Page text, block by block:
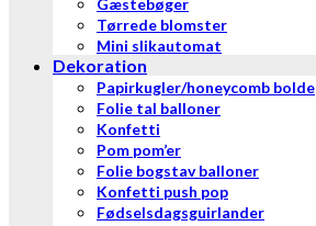
Gæstebøger
Tørrede blomster
Mini slikautomat
Dekoration
Papirkugler/honeycomb bolde
Folie tal balloner
Konfetti
Pom pom’er
Folie bogstav balloner
Konfetti push pop
Fødselsdagsguirlander